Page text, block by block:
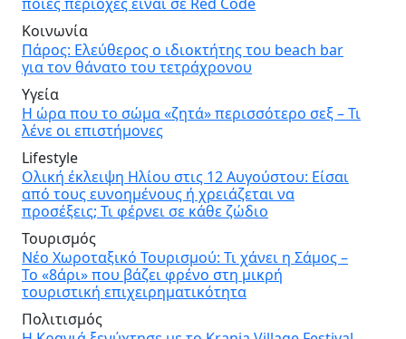
ποιες περιοχές είναι σε Red Code
Κοινωνία
Πάρος: Ελεύθερος ο ιδιοκτήτης του beach bar
για τον θάνατο του τετράχρονου
Υγεία
Η ώρα που το σώμα «ζητά» περισσότερο σεξ – Τι
λένε οι επιστήμονες
Lifestyle
Ολική έκλειψη Ηλίου στις 12 Αυγούστου: Είσαι
από τους ευνοημένους ή χρειάζεται να
προσέξεις; Τι φέρνει σε κάθε ζώδιο
Τουρισμός
Νέο Χωροταξικό Τουρισμού: Τι χάνει η Σάμος –
Το «8άρι» που βάζει φρένο στη μικρή
τουριστική επιχειρηματικότητα
Πολιτισμός